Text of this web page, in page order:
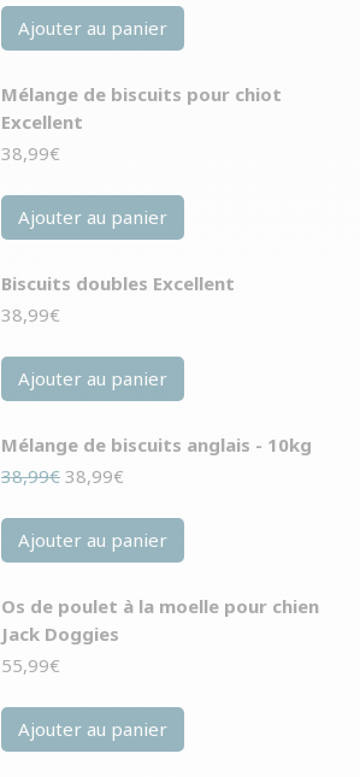
Ajouter au panier
Mélange de biscuits pour chiot
Excellent
38,99€
Ajouter au panier
Biscuits doubles Excellent
38,99€
Ajouter au panier
Mélange de biscuits anglais - 10kg
38,99€ Le
initial
était :
38,99€.
38,99€
actuel
est :
38,99€.
Ajouter au panier
Os de poulet à la moelle pour chien
Jack Doggies
55,99€
Ajouter au panier